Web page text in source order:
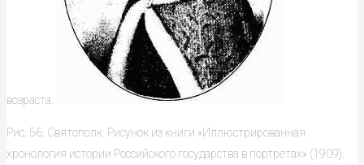
возраста.
Рис. 56. Святополк. Рисунок из книги «Иллюстрированная
хронология истории Российского государства в портретах» (1909).